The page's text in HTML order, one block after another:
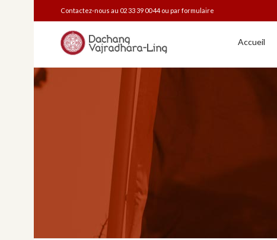
Contactez-nous au 02 33 39 00 44 ou par formulaire
Accueil